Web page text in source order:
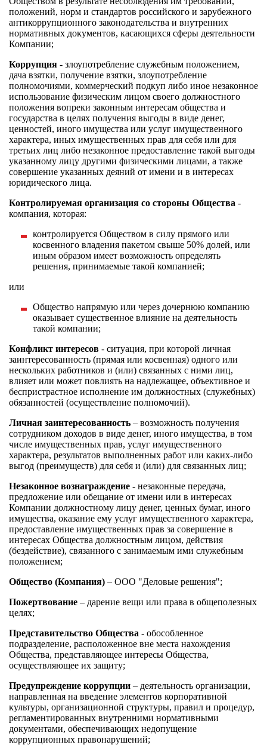
положений, норм и стандартов российского и зарубежного
антикоррупционного законодательства и внутренних
нормативных документов, касающихся сферы деятельности
Компании;
Коррупция - злоупотребление служебным положением,
дача взятки, получение взятки, злоупотребление
полномочиями, коммерческий подкуп либо иное незаконное
использование физическим лицом своего должностного
положения вопреки законным интересам общества и
государства в целях получения выгоды в виде денег,
ценностей, иного имущества или услуг имущественного
характера, иных имущественных прав для себя или для
третьих лиц либо незаконное предоставление такой выгоды
указанному лицу другими физическими лицами, а также
совершение указанных деяний от имени и в интересах
юридического лица.
Контролируемая организация со стороны Общества -
компания, которая:
контролируется Обществом в силу прямого или
косвенного владения пакетом свыше 50% долей, или
иным образом имеет возможность определять
решения, принимаемые такой компанией;
или
Общество напрямую или через дочернюю компанию
оказывает существенное влияние на деятельность
такой компании;
Конфликт интересов - ситуация, при которой личная
заинтересованность (прямая или косвенная) одного или
нескольких работников и (или) связанных с ними лиц,
влияет или может повлиять на надлежащее, объективное и
беспристрастное исполнение им должностных (служебных)
обязанностей (осуществление полномочий).
Личная заинтересованность – возможность получения
сотрудником доходов в виде денег, иного имущества, в том
числе имущественных прав, услуг имущественного
характера, результатов выполненных работ или каких-либо
выгод (преимуществ) для себя и (или) для связанных лиц;
Незаконное вознаграждение - незаконные передача,
предложение или обещание от имени или в интересах
Компании должностному лицу денег, ценных бумаг, иного
имущества, оказание ему услуг имущественного характера,
предоставление имущественных прав за совершение в
интересах Общества должностным лицом, действия
(бездействие), связанного с занимаемым ими служебным
положением;
Общество (Компания) – ООО "Деловые решения";
Пожертвование – дарение вещи или права в общеполезных
целях;
Представительство Общества - обособленное
подразделение, расположенное вне места нахождения
Общества, представляющее интересы Общества,
осуществляющее их защиту;
Предупреждение коррупции – деятельность организации,
направленная на введение элементов корпоративной
культуры, организационной структуры, правил и процедур,
регламентированных внутренними нормативными
документами, обеспечивающих недопущение
коррупционных правонарушений;